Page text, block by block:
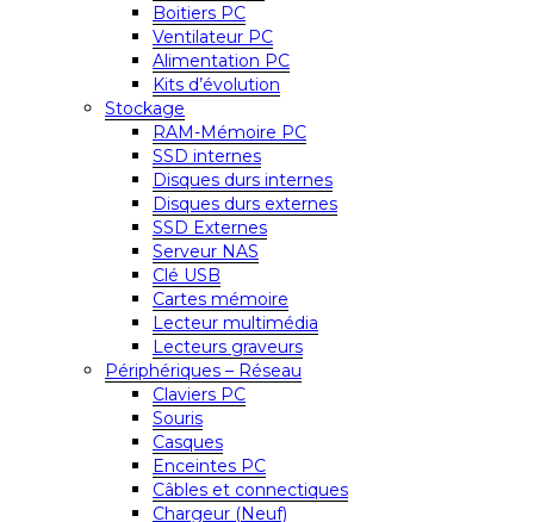
Boitiers PC
Ventilateur PC
Alimentation PC
Kits d’évolution
Stockage
RAM-Mémoire PC
SSD internes
Disques durs internes
Disques durs externes
SSD Externes
Serveur NAS
Clé USB
Cartes mémoire
Lecteur multimédia
Lecteurs graveurs
Périphériques – Réseau
Claviers PC
Souris
Casques
Enceintes PC
Câbles et connectiques
Chargeur (Neuf)